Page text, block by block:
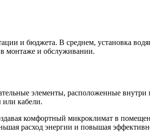
и бюджета. В среднем, установка
монтаже и обслуживании.
элементы, расположенные
или кабели.
комфортный микроклимат в
расход энергии и повышая